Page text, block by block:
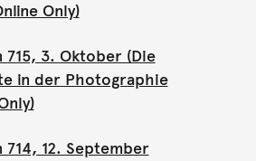
Only)
715, 3. Oktober (Die
in der Photographie
714, 12. September